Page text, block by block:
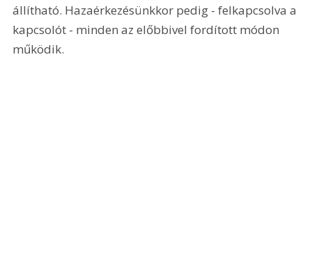
állítható. Hazaérkezésünkkor pedig - felkapcsolva a
kapcsolót - minden az előbbivel fordított módon
működik.